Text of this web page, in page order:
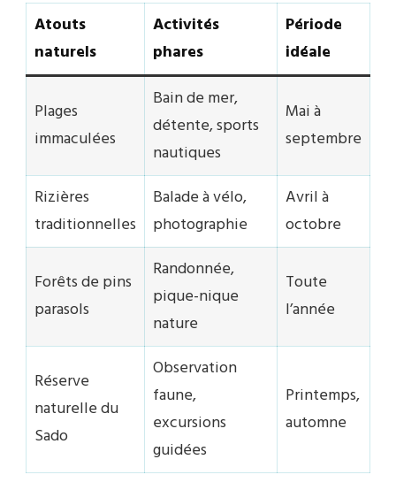
Atouts
naturels
Activités
phares
Période
idéale
Plages
immaculées
Bain de mer,
détente, sports
nautiques
Mai à
septembre
Rizières
traditionnelles
Balade à vélo,
photographie
Avril à
octobre
Forêts de pins
parasols
Randonnée,
pique-nique
nature
Toute
l’année
Réserve
naturelle du
Sado
Observation
faune,
excursions
guidées
Printemps,
automne